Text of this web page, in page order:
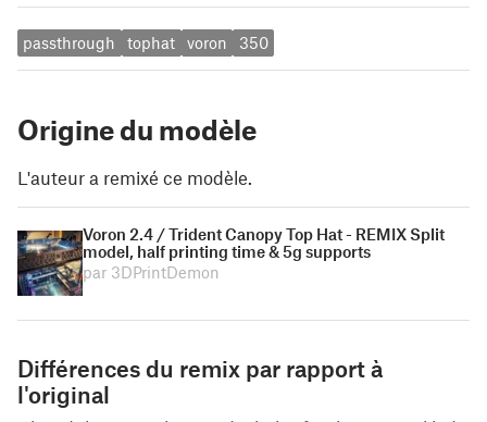
passthrough tophat voron 350
Origine du modèle
L'auteur a remixé ce modèle.
Voron 2.4 / Trident Canopy Top Hat - REMIX Split
model, half printing time & 5g supports
par 3DPrintDemon
Différences du remix par rapport à
l'original